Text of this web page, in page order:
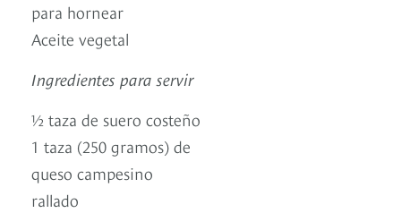
para hornear
Aceite vegetal
Ingredientes para servir
½ taza de suero costeño
1 taza (250 gramos) de
queso campesino
rallado